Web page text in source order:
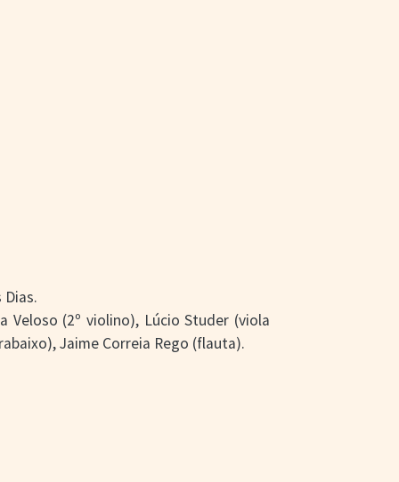
Dias.
Veloso (2º violino), Lúcio Studer (viola
Jaime Correia Rego (flauta).